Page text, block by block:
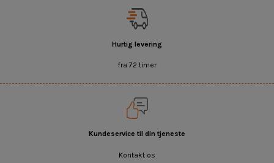
Hurtig levering
fra 72 timer
Kundeservice til din tjeneste
Kontakt os